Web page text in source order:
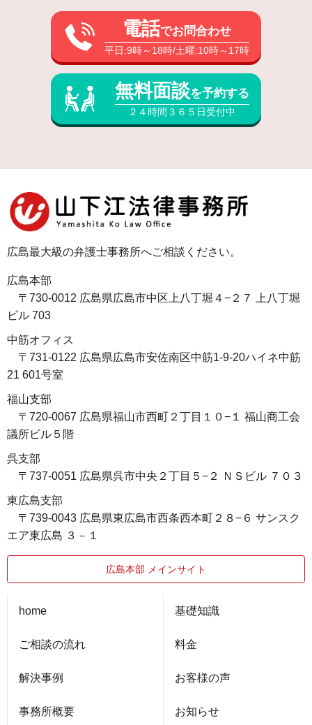
電話でお問合わせ
平日:9時～18時/土曜:10時～17時
無料面談を予約する
２４時間３６５日受付中
広島最大級の弁護士事務所へご相談ください。
広島本部
〒730-0012 広島県広島市中区上八丁堀４−２７ 上八丁堀
ビル 703
中筋オフィス
〒731-0122 広島県広島市安佐南区中筋1-9-20ハイネ中筋
21 601号室
福山支部
〒720-0067 広島県福山市西町２丁目１０−１ 福山商工会
議所ビル５階
呉支部
〒737-0051 広島県呉市中央２丁目５−２ ＮＳビル ７０３
東広島支部
〒739-0043 広島県東広島市西条西本町２８−６ サンスク
エア東広島 ３－１
広島本部 メインサイト
home
ご相談の流れ
解決事例
事務所概要
基礎知識
料金
お客様の声
お知らせ